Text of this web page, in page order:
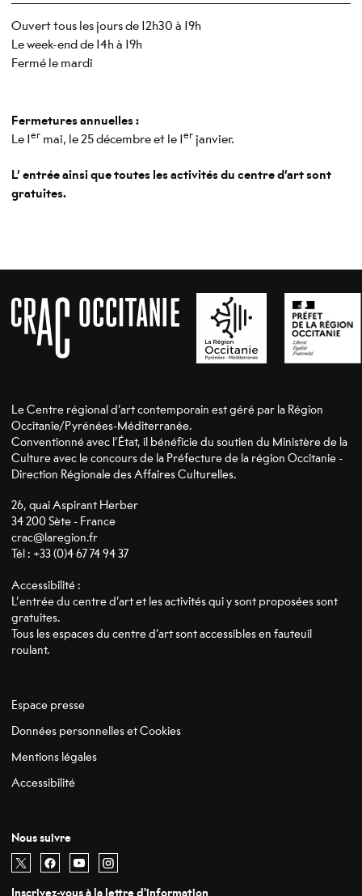
Ouvert tous les jours de 12h30 à 19h
Le week-end de 14h à 19h
Fermé le mardi
Fermetures annuelles :
Le 1er mai, le 25 décembre et le 1erjanvier.
L’ entrée ainsi que toutes les activités du centre d’art sont
gratuites.
Le Centre régional d’art contemporain est géré par la Région
Occitanie/Pyrénées-Méditerranée.
Conventionné avec l’État, il bénéficie du soutien du Ministère de la
Culture avec le concours de la Préfecture de la région Occitanie -
Direction Régionale des Affaires Culturelles.
26, quai Aspirant Herber
34 200 Sète - France
crac@laregion.fr
Tél : +33 (0)4 67 74 94 37
Accessibilité :
L’entrée du centre d’art et les activités qui y sont proposées sont
gratuites.
Tous les espaces du centre d’art sont accessibles en fauteuil
roulant.
Espace presse
Données personnelles et Cookies
Mentions légales
Accessibilité
Nous suivre
Retrouvez nous sur X
- Nouvelle fenêtre
Retrouvez nous sur Facebook
- Nouvelle fenêtre
Retrouvez nous sur Youtube
- Nouvelle fenêtre
Retrouvez nous sur Instagram
- Nouvelle fenêtre